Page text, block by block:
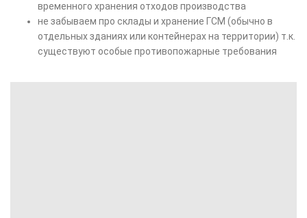
временного хранения отходов производства
не забываем про склады и хранение ГСМ (обычно в
отдельных зданиях или контейнерах на территории) т.к.
существуют особые противопожарные требования